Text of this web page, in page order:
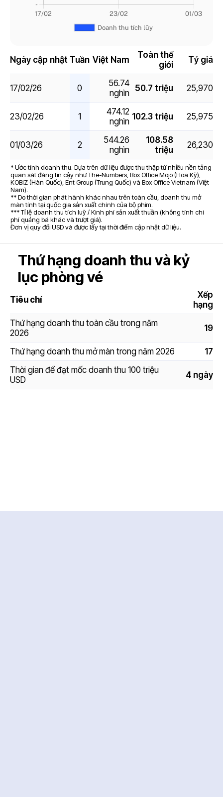
Ngày cập nhật Tuần Việt Nam
Toàn thế
giới
Tỷ giá
17/02/26 0
56.74
nghìn 50.7 triệu 25,970
23/02/26 1
474.12
nghìn 102.3 triệu 25,975
01/03/26 2
544.26
nghìn
108.58
triệu
26,230
* Ước tính doanh thu. Dựa trên dữ liệu được thu thập từ nhiều nền tảng
quan sát đáng tin cậy như The-Numbers, Box Office Mojo (Hoa Kỳ),
KOBIZ (Hàn Quốc), Ent Group (Trung Quốc) và Box Office Vietnam (Việt
Nam).
** Do thời gian phát hành khác nhau trên toàn cầu, doanh thu mở
màn tính tại quốc gia sản xuất chính của bộ phim.
*** Tỉ lệ doanh thu tích luỹ / Kinh phí sản xuất thuần (không tính chi
phí quảng bá khác và trượt giá).
Đơn vị quy đổi USD và được lấy tại thời điểm cập nhật dữ liệu.
Thứ hạng doanh thu và kỷ
lục phòng vé
Tiêu chí
Xếp
hạng
Thứ hạng doanh thu toàn cầu trong năm
2026
19
Thứ hạng doanh thu mở màn trong năm 2026
17
Thời gian để đạt mốc doanh thu 100 triệu
USD
4 ngày